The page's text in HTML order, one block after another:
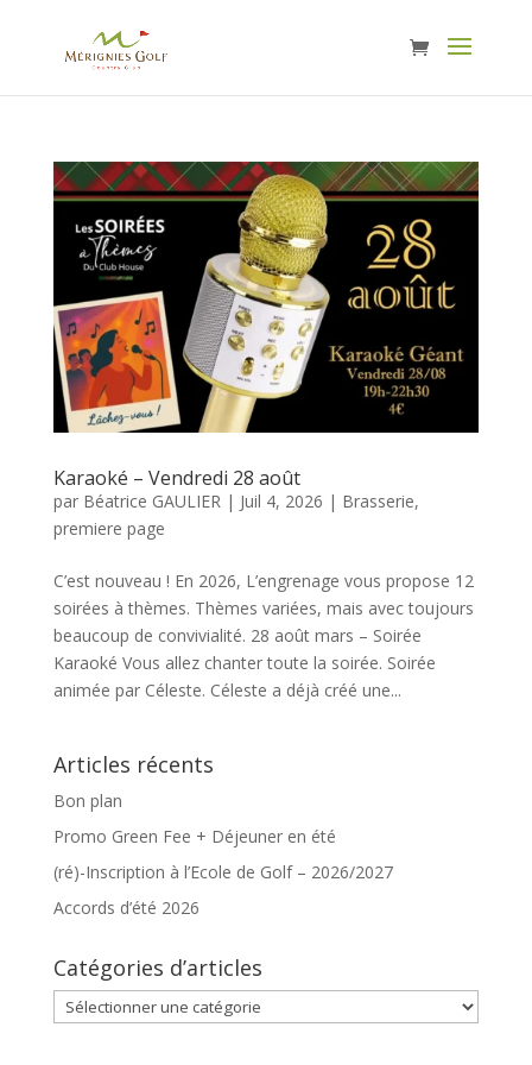
Karaoké – Vendredi 28 août
par Béatrice GAULIER | Juil 4, 2026 | Brasserie,
premiere page
C’est nouveau ! En 2026, L’engrenage vous propose 12
soirées à thèmes. Thèmes variées, mais avec toujours
beaucoup de convivialité. 28 août mars – Soirée
Karaoké Vous allez chanter toute la soirée. Soirée
animée par Céleste. Céleste a déjà créé une...
Articles récents
Bon plan
Promo Green Fee + Déjeuner en été
(ré)-Inscription à l’Ecole de Golf – 2026/2027
Accords d’été 2026
Catégories d’articles
Catégories
d’articles